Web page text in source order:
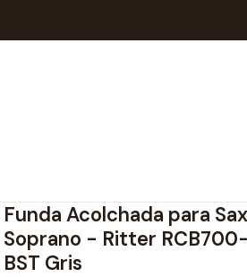
Funda Acolchada para
Soprano - Ritter
BST Gris